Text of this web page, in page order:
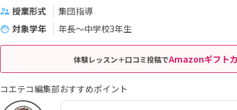
授業形式
集団指導
対象学年
年長～中学校3年生
体験レッスン＋口コミ投稿でAmazonギフト
コエテコ編集部おすすめポイント